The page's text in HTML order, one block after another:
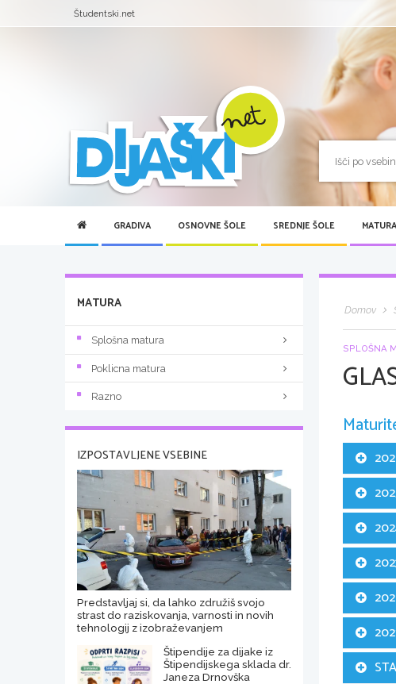
Študentski.net
GRADIVA OSNOVNE ŠOLE SREDNJE ŠOLE MATURA
Domov
SPLOŠNA
MATURA
Splošna matura
Poklicna matura
Razno
IZPOSTAVLJENE VSEBINE
Predstavljaj si, da lahko združiš svojo
strast do raziskovanja, varnosti in novih
tehnologij z izobraževanjem
Štipendije za dijake iz
Štipendijskega sklada dr.
Janeza Drnovška